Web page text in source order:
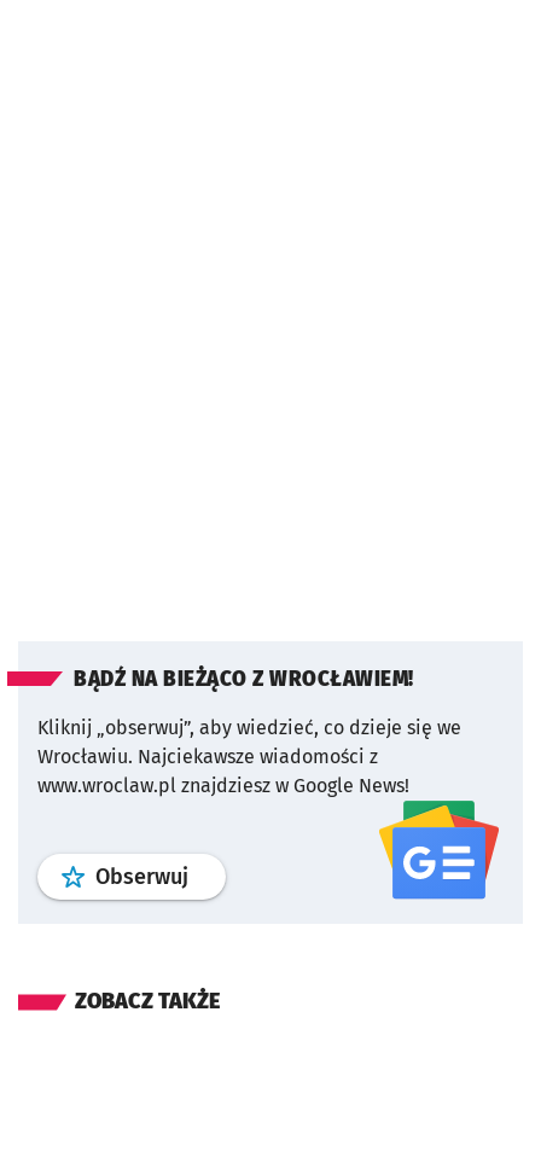
BĄDŹ NA BIEŻĄCO Z WROCŁAWIEM!
Kliknij „obserwuj”, aby wiedzieć, co dzieje się we
Wrocławiu. Najciekawsze wiadomości z
www.wroclaw.pl znajdziesz w Google News!
Obserwuj profil serwisu
ZOBACZ TAKŻE